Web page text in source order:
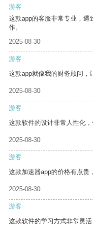
游客
这款app的客服非常专业，遇
作。
2025-08-30
游客
这款app就像我的财务顾问，
2025-08-30
游客
这款软件的设计非常人性化，
2025-08-30
游客
这款加速器app的价格有点贵
2025-08-30
游客
这款软件的学习方式非常灵